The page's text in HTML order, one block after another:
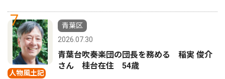
7
人物風土記
青葉区
2026.07.30
青葉台吹奏楽団の団長を務める 稲実 俊介
さん 桂台在住 54歳